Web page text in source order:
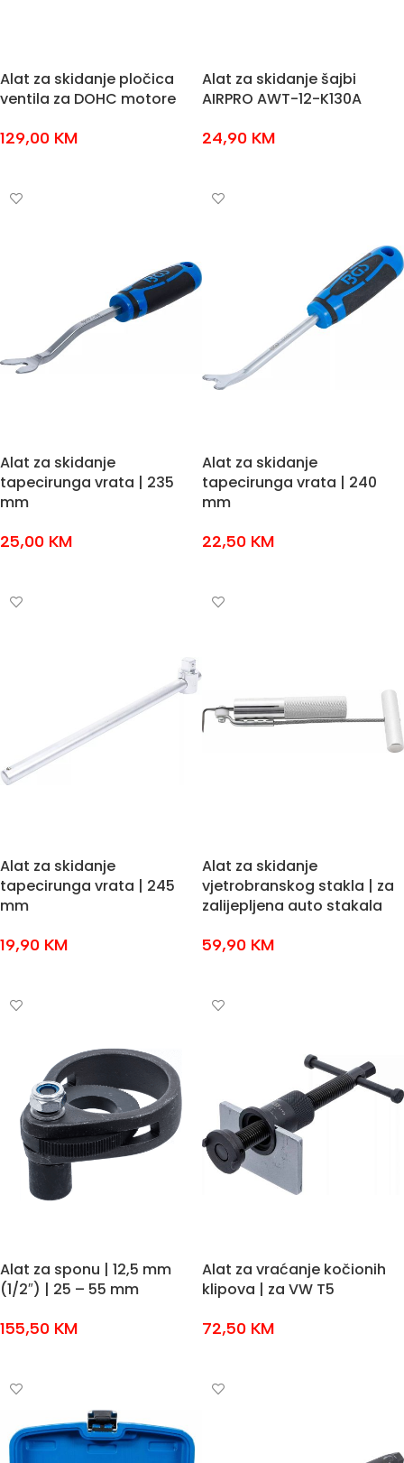
Alat za skidanje pločica
ventila za DOHC motore
129,00 KM
Alat za skidanje šajbi
AIRPRO AWT-12-K130A
24,90 KM
Alat za skidanje
tapecirunga vrata | 235
mm
25,00 KM
Alat za skidanje
tapecirunga vrata | 240
mm
22,50 KM
Alat za skidanje
tapecirunga vrata | 245
mm
19,90 KM
Alat za skidanje
vjetrobranskog stakla | za
zalijepljena auto stakala
59,90 KM
Alat za sponu | 12,5 mm
(1/2″) | 25 – 55 mm
155,50 KM
Alat za vraćanje kočionih
klipova | za VW T5
72,50 KM